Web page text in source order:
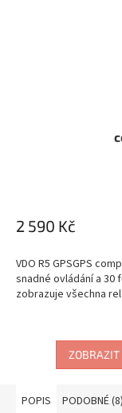
2 590 Kč
VDO R5 GPSGPS
snadné ovládání a 30
zobrazuje všechna
ZOBRAZIT
POPIS PODOBNÉ (8)